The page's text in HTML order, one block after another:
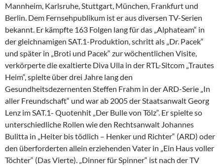
Mannheim, Karlsruhe, Stuttgart, München, Frankfurt und
Berlin. Dem Fernsehpublikum ist er aus diversen TV-Serien
bekannt. Er kämpfte 163 Folgen lang für das „Alphateam“ in
der gleichnamigen SAT.1-Produktion, schritt als „Dr. Pacek“
und später in „Broti und Pacek“ zur wöchentlichen Visite,
verkörperte die exaltierte Diva Ulla in der RTL-Sitcom „Trautes
Heim“, spielte über drei Jahre lang den
Gesundheitsdezernenten Steffen Frahm in der ARD-Serie „In
aller Freundschaft“ und war ab 2005 der Staatsanwalt Georg
Lenz im SAT.1- Quotenhit „Der Bulle von Tölz“. Er spielte so
unterschiedliche Rollen wie den Rechtsanwalt Johannes
Bulitta in „Heiter bis tödlich – Henker und Richter“ (ARD) oder
den überforderten allein erziehenden Vater in „Ein Haus voller
Töchter“ (Das Vierte). „Dinner für Spinner“ ist nach der TV